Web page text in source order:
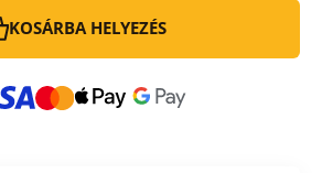
KOSÁRBA HELYEZÉS